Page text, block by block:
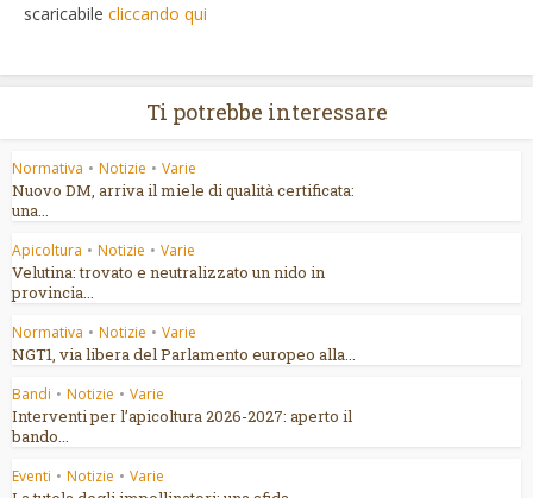
scaricabile cliccando qui
Ti potrebbe interessare
Normativa • Notizie • Varie
Nuovo DM, arriva il miele di qualità certificata:
una...
Apicoltura • Notizie • Varie
Velutina: trovato e neutralizzato un nido in
provincia...
Normativa • Notizie • Varie
NGT1, via libera del Parlamento europeo alla...
Bandi • Notizie • Varie
Interventi per l’apicoltura 2026-2027: aperto il
bando...
Eventi • Notizie • Varie